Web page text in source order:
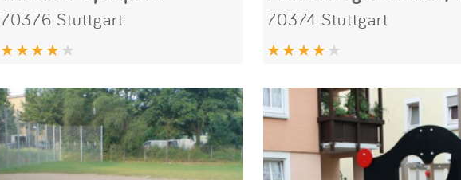
70376 Stuttgart 70374 Stuttgart